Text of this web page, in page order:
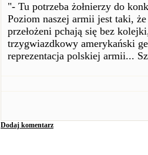
"- Tu potrzeba żołnierzy do
Poziom naszej armii jest taki,
przełożeni pchają się bez
trzygwiazdkowy amerykański
reprezentacja polskiej armii...
Dodaj komentarz